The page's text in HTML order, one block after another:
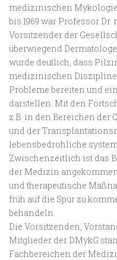
medizinischen Mykologie
bis 1969 war Professor Dr.
Vorsitzender der
überwiegend
wurde deutlich, dass
medizinischen
Probleme bereiten und
darstellen. Mit den
z.B. in den Bereichen
und der
lebensbedrohliche
Zwischenzeitlich ist das
der Medizin
und therapeutische
früh auf die Spur zu
behandeln.
Die Vorsitzenden,
Mitglieder der DMykG
Fachbereichen der